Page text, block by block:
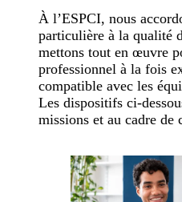
À l’ESPCI, nous
particulière à la qualité
mettons tout en œuvre
professionnel à la fois
compatible avec les
Les dispositifs ci-
missions et au cadre de